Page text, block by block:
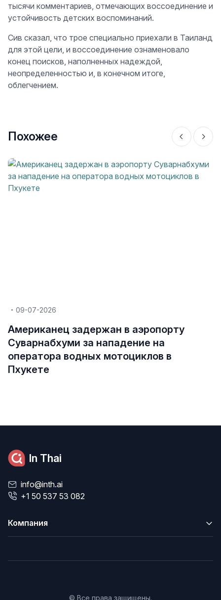
тысячи комментариев, отмечающих воссоединение и
устойчивость детских воспоминаний.
Сив сказал, что трое специально приехали в Таиланд
для этой цели, и воссоединение ознаменовало
конец поисков, наполненных надеждой,
неопределенностью и, в конечном итоге,
облегчением.
Похожее
09-07-2026
Американец задержан в аэропорту
Суварнабхуми за нападение на
оператора водных мотоциклов в
Пхукете
In Thai
info@inth.ai
+1 50 537 53 082
Компания
© Все права защищены.